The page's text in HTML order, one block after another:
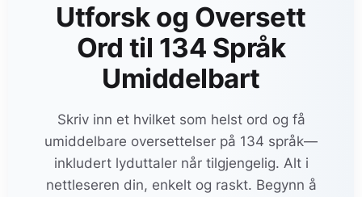
Utforsk og Oversett
Ord til 134 Språk
Umiddelbart
Skriv inn et hvilket som helst ord og få
umiddelbare oversettelser på 134 språk—
inkludert lyduttaler når tilgjengelig. Alt i
nettleseren din, enkelt og raskt. Begynn å